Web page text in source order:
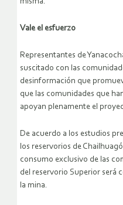
Vale el esfuerzo
Representantes de
suscitado con las
desinformación que
que las comunidades que
apoyan plenamente el
De acuerdo a los estudios
los reservorios de
consumo exclusivo de las
del reservorio Superior será
la mina.